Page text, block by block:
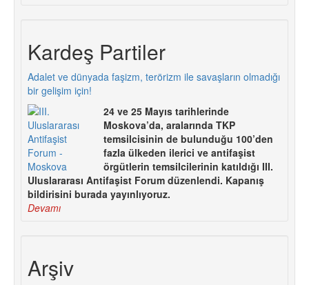
Kardeş Partiler
Adalet ve dünyada faşizm, terörizm ile savaşların olmadığı
bir gelişim için!
24 ve 25 Mayıs tarihlerinde
Moskova’da, aralarında TKP
temsilcisinin de bulunduğu 100’den
fazla ülkeden ilerici ve antifaşist
örgütlerin temsilcilerinin katıldığı III.
Uluslararası Antifaşist Forum düzenlendi. Kapanış
bildirisini burada yayınlıyoruz.
Devamı
Arşiv